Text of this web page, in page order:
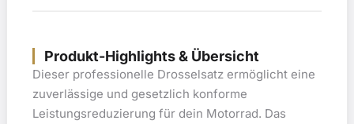
Produkt-Highlights & Übersicht
Dieser professionelle Drosselsatz ermöglicht eine
zuverlässige und gesetzlich konforme
Leistungsreduzierung für dein Motorrad. Das